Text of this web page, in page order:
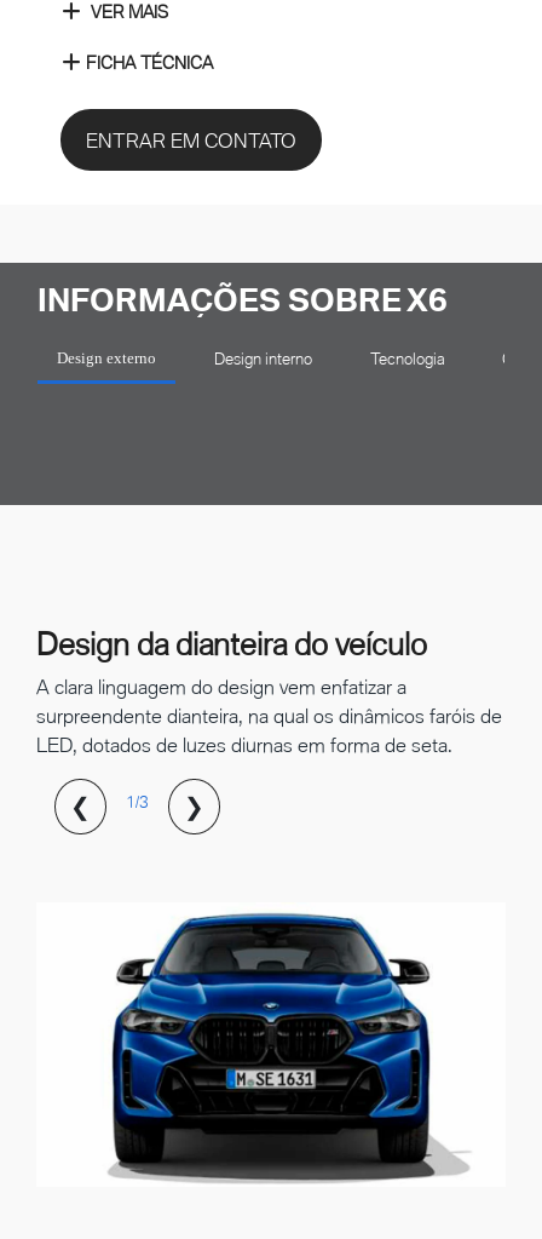
VER MAIS
FICHA TÉCNICA
ENTRAR EM CONTATO
INFORMAÇÕES SOBRE X6
Design externo Design interno Tecnologia
Design da dianteira do veículo
A clara linguagem do design vem enfatizar a
surpreendente dianteira, na qual os dinâmicos faróis de
LED, dotados de luzes diurnas em forma de seta.
❮ 1/3 ❯